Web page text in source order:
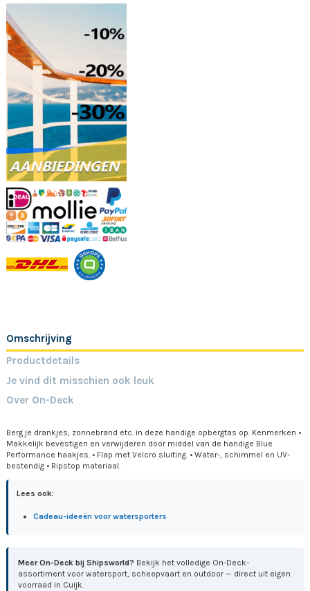
Omschrijving
Productdetails
Je vind dit misschien ook leuk
Over On-Deck
Berg je drankjes, zonnebrand etc. in deze handige opbergtas op. Kenmerken •
Makkelijk bevestigen en verwijderen door middel van de handige Blue
Performance haakjes. • Flap met Velcro sluiting. • Water-, schimmel en UV-
bestendig • Ripstop materiaal.
Lees ook:
Cadeau-ideeën voor watersporters
Meer On-Deck bij Shipsworld? Bekijk het volledige On-Deck-
assortiment voor watersport, scheepvaart en outdoor — direct uit eigen
voorraad in Cuijk.